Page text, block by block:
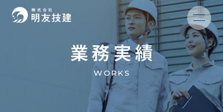
業務実績
WORKS